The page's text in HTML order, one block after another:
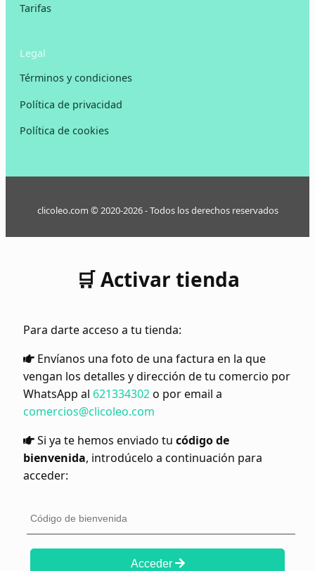
Tarifas
Legal
Términos y condiciones
Política de privacidad
Política de cookies
clicoleo.com © 2020-2026 - Todos los derechos reservados
🛒 Activar tienda
Para darte acceso a tu tienda:
Envíanos una foto de una factura en la que
vengan los detalles y dirección de tu comercio por
WhatsApp al 621334302o por email a
comercios@clicoleo.com
Si ya te hemos enviado tu código de
bienvenida, introdúcelo a continuación para
acceder:
Acceder